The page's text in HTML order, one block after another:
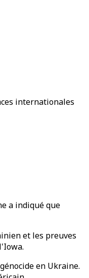
internationales
a indiqué que
et les preuves
en Ukraine.